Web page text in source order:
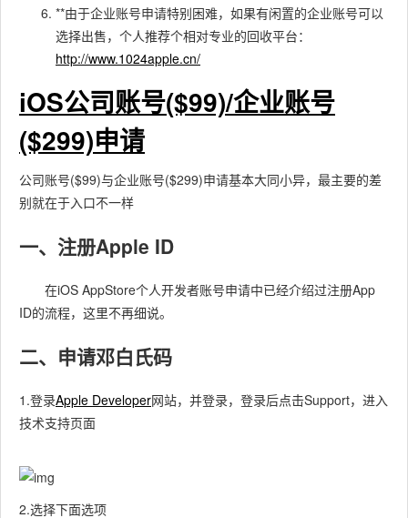
**由于企业账号申请特别困难，如果有闲置的企业账号可以
选择出售，个人推荐个相对专业的回收平台：
http://www.1024apple.cn/
iOS公司账号($99)/企业账号
($299)申请
公司账号($99)与企业账号($299)申请基本大同小异，最主要的差
别就在于入口不一样
一、注册Apple ID
在iOS AppStore个人开发者账号申请中已经介绍过注册App
ID的流程，这里不再细说。
二、申请邓白氏码
1.登录Apple Developer网站，并登录，登录后点击Support，进入
技术支持页面
2.选择下面选项